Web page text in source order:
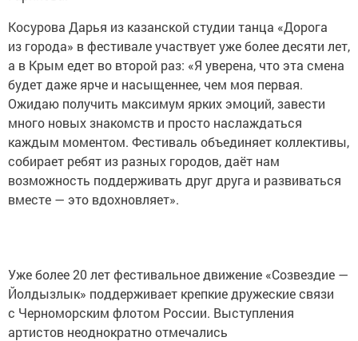
Косурова Дарья из казанской студии танца «Дорога
из города» в фестивале участвует уже более десяти лет,
а в Крым едет во второй раз: «Я уверена, что эта смена
будет даже ярче и насыщеннее, чем моя первая.
Ожидаю получить максимум ярких эмоций, завести
много новых знакомств и просто наслаждаться
каждым моментом. Фестиваль объединяет коллективы,
собирает ребят из разных городов, даёт нам
возможность поддерживать друг друга и развиваться
вместе — это вдохновляет».
Уже более 20 лет фестивальное движение «Созвездие —
Йолдызлык» поддерживает крепкие дружеские связи
с Черноморским флотом России. Выступления
артистов неоднократно отмечались